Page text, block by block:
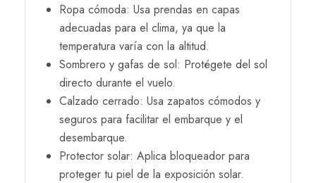
Ropa cómoda: Usa prendas en capas
adecuadas para el clima, ya que la
temperatura varía con la altitud.
Sombrero y gafas de sol: Protégete del sol
directo durante el vuelo.
Calzado cerrado: Usa zapatos cómodos y
seguros para facilitar el embarque y el
desembarque.
Protector solar: Aplica bloqueador para
proteger tu piel de la exposición solar.